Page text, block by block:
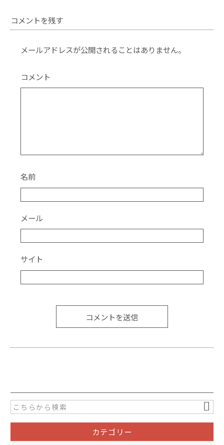
c
e
b
o
o
k
itt
er
コメントを残す
メールアドレスが公開されることはありません。
コメント
名前
メール
サイト
カテゴリー